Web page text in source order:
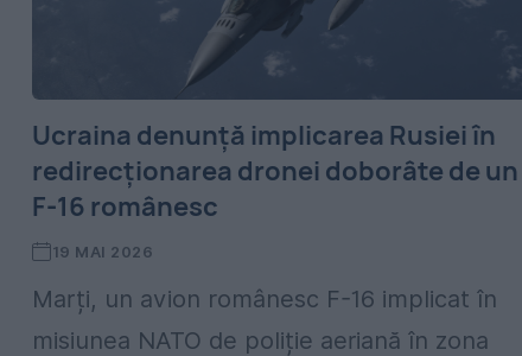
Ucraina denunță implicarea Rusiei în
redirecționarea dronei doborâte de un
F-16 românesc
19 MAI 2026
Marți, un avion românesc F-16 implicat în
misiunea NATO de poliție aeriană în zona